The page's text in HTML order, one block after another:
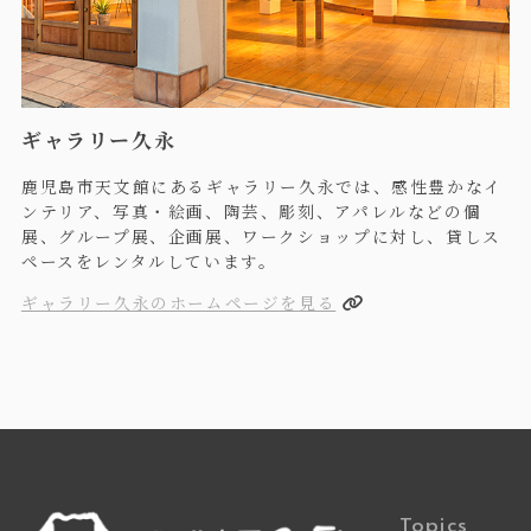
ギャラリー久永
鹿児島市天文館にあるギャラリー久永では、感性豊かなイ
ンテリア、写真・絵画、陶芸、彫刻、アパレルなどの個
展、グループ展、企画展、ワークショップに対し、貸しス
ペースをレンタルしています。
ギャラリー久永のホームページを見る
Topics